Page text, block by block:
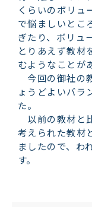
くらいのボリュ
で悩ましいとこ
ぎたり、ボリュ
とりあえず教材
むようなことが
今回の御社の
ょうどよいバラ
た。
以前の教材と
考えられた教材
ましたので、わ
す。